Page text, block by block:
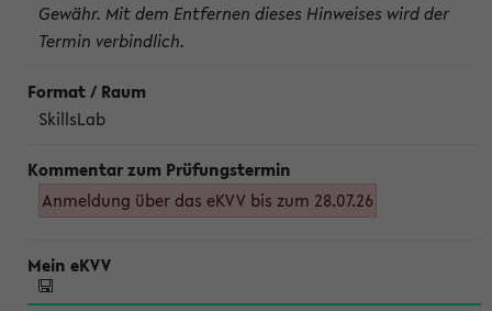
Gewähr. Mit dem Entfernen dieses Hinweises wird der
Termin verbindlich.
SkillsLab
Anmeldung über das eKVV bis zum 28.07.26